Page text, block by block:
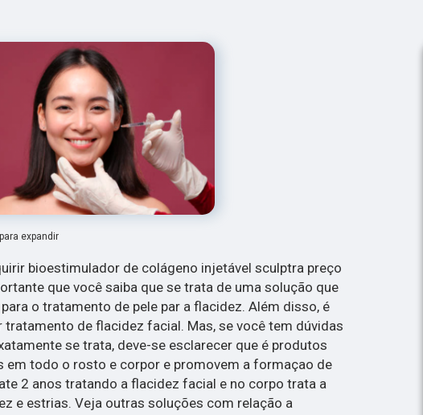
expandir
bioestimulador de colágeno injetável sculptra preço
que você saiba que se trata de uma solução que
o tratamento de pele par a flacidez. Além disso, é
tratamento de flacidez facial. Mas, se você tem dúvidas
se trata, deve-se esclarecer que é produtos
em todo o rosto e corpor e promovem a formaçao de
2 anos tratando a flacidez facial e no corpo trata a
e estrias. Veja outras soluções com relação a